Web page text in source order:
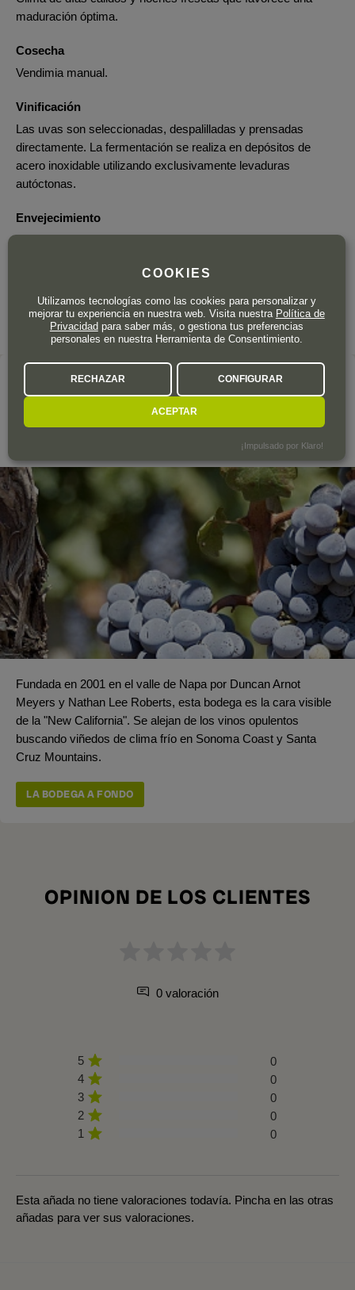
maduración óptima.
Cosecha
Vendimia manual.
Vinificación
Las uvas son seleccionadas, despalilladas y prensadas
directamente. La fermentación se realiza en depósitos de
acero inoxidable utilizando exclusivamente levaduras
autóctonas.
Envejecimiento
ARNOT-ROBERTS
Fundada en 2001 en el valle de Napa por Duncan Arnot
Meyers y Nathan Lee Roberts, esta bodega es la cara visible
de la "New California". Se alejan de los vinos opulentos
buscando viñedos de clima frío en Sonoma Coast y Santa
Cruz Mountains.
LA BODEGA A FONDO
OPINION DE LOS CLIENTES
0 valoración
5
0
4
0
3
0
2
0
1
0
Esta añada no tiene valoraciones todavía. Pincha en las otras
añadas para ver sus valoraciones.
COOKIES
Utilizamos tecnologías como las cookies para personalizar y
mejorar tu experiencia en nuestra web. Visita nuestra Política de
Privacidadpara saber más, o gestiona tus preferencias
personales en nuestra Herramienta de Consentimiento.
RECHAZAR CONFIGURAR
ACEPTAR
¡Impulsado por Klaro!